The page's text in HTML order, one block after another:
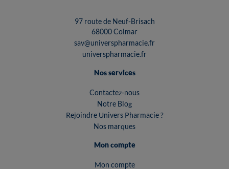
97 route de Neuf-Brisach
68000 Colmar
sav@universpharmacie.fr
universpharmacie.fr
Nos services
Contactez-nous
Notre Blog
Rejoindre Univers Pharmacie ?
Nos marques
Mon compte
Mon compte